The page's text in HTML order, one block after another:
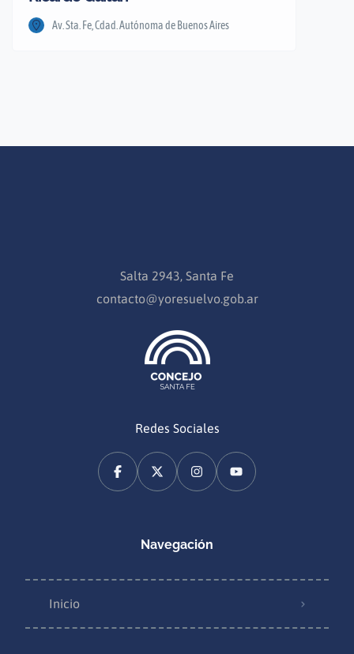
Av. Sta. Fe, Cdad. Autónoma de Buenos Aires
Salta 2943, Santa Fe
contacto@yoresuelvo.gob.ar
Redes Sociales
Navegación
Inicio